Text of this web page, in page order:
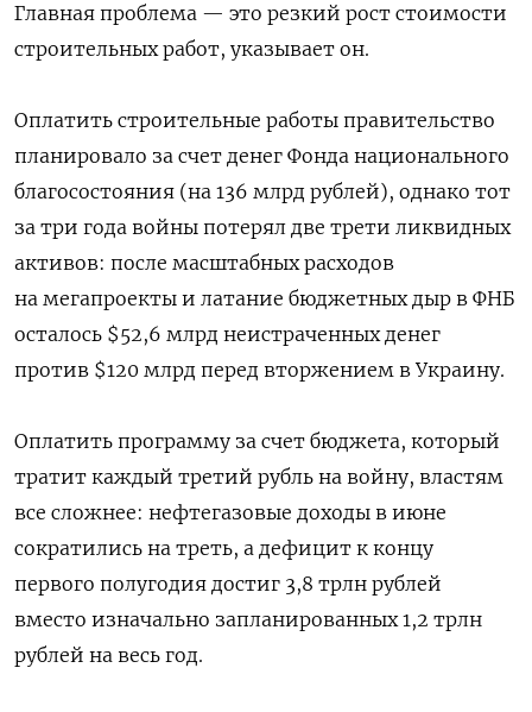
Главная проблема — это резкий рост стоимости
строительных работ, указывает он.
Оплатить строительные работы правительство
планировало за счет денег Фонда национального
благосостояния (на 136 млрд рублей), однако тот
за три года войны потерял две трети ликвидных
активов: после масштабных расходов
на мегапроекты и латание бюджетных дыр в ФНБ
осталось $52,6 млрд неистраченных денег
против $120 млрд перед вторжением в Украину.
Оплатить программу за счет бюджета, который
тратит каждый третий рубль на войну, властям
все сложнее: нефтегазовые доходы в июне
сократились на треть, а дефицит к концу
первого полугодия достиг 3,8 трлн рублей
вместо изначально запланированных 1,2 трлн
рублей на весь год.